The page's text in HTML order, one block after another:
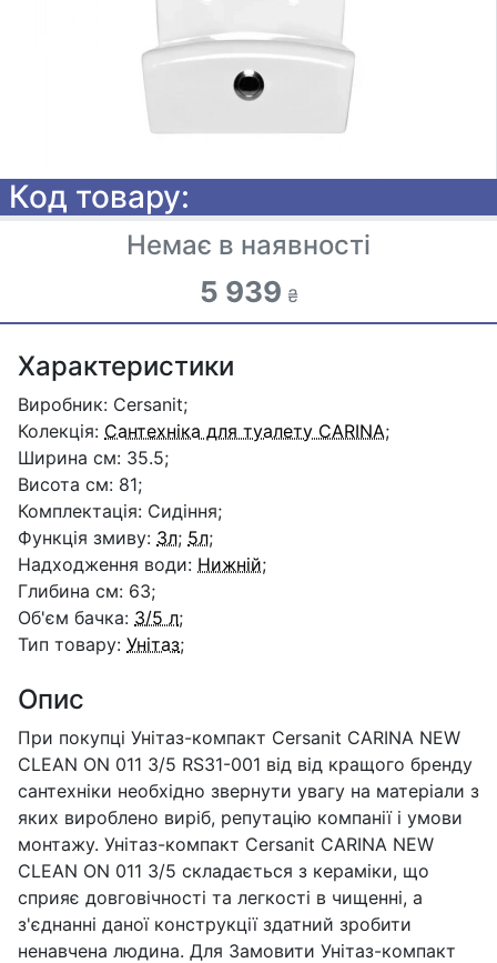
Код товару:
Немає в наявності
5 939 ₴
Характеристики
Виробник: Cersanit;
Колекція: Сантехніка для туалету CARINA;
Ширина см: 35.5;
Висота см: 81;
Комплектація: Сидіння;
Функція змиву: 3л; 5л;
Надходження води: Нижній;
Глибина см: 63;
Об'єм бачка: 3/5 л;
Тип товару: Унітаз;
Опис
При покупці Унітаз-компакт Cersanit CARINA NEW
CLEAN ON 011 3/5 RS31-001 від від кращого бренду
сантехніки необхідно звернути увагу на матеріали з
яких вироблено виріб, репутацію компанії і умови
монтажу. Унітаз-компакт Cersanit CARINA NEW
CLEAN ON 011 3/5 складається з кераміки, що
сприяє довговічності та легкості в чищенні, а
з'єднанні даної конструкції здатний зробити
ненавчена людина. Для Замовити Унітаз-компакт